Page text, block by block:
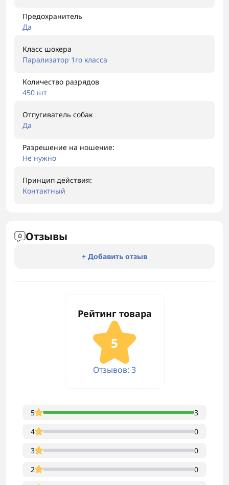
Предохранитель
Да
Класс шокера
Парализатор 1го класса
Количество разрядов
450 шт
Отпугиватель собак
Да
Разрешение на ношение:
Не нужно
Принцип действия:
Контактный
Отзывы
+ Добавить отзыв
Рейтинг товара
5
Отзывов: 3
5
3
4
0
3
0
2
0